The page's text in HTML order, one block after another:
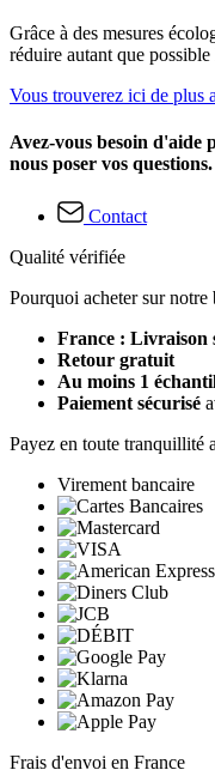
Grâce à des mesures
réduire autant que
Vous trouverez ici de plus
Avez-vous besoin d'aide
nous poser vos questions.
Contact
Qualité vérifiée
Pourquoi acheter sur notre
France : Livraison
Retour gratuit
Au moins 1
Paiement sécurisé
Payez en toute tranquillité
Virement bancaire
Frais d'envoi en France